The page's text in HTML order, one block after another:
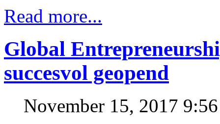
Read more...
Global
succesvol geopend
November 15, 2017